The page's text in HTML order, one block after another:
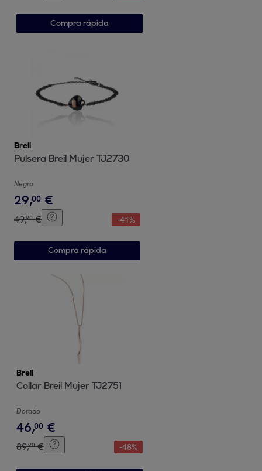
Compra rápida
Breil
Pulsera Breil Mujer TJ2730
Negro
29,00 €
49,90 € -41%
Compra rápida
Breil
Collar Breil Mujer TJ2751
Dorado
46,00 €
89,90 € -48%